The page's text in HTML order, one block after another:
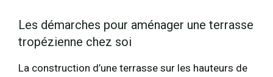
Les démarches pour aménager une terrasse
tropézienne chez soi
La construction d’une terrasse sur les hauteurs de